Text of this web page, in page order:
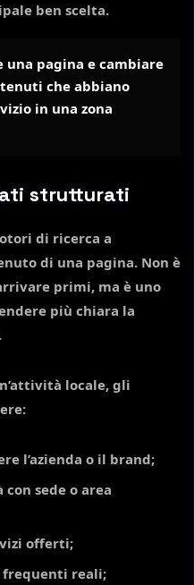
ben scelta.
una pagina e cambiare
che abbiano
in una zona
strutturati
di ricerca a
di una pagina. Non è
primi, ma è uno
più chiara la
locale, gli
l’azienda o il brand;
sede o area
offerti;
frequenti reali;